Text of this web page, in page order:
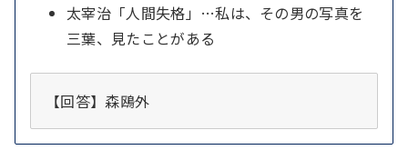
太宰治「人間失格」…私は、その男の写真を
三葉、見たことがある
【回答】森鴎外